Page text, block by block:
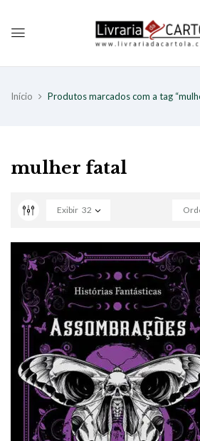
Início Produtos marcados com a tag
mulher fatal
Exibir 32